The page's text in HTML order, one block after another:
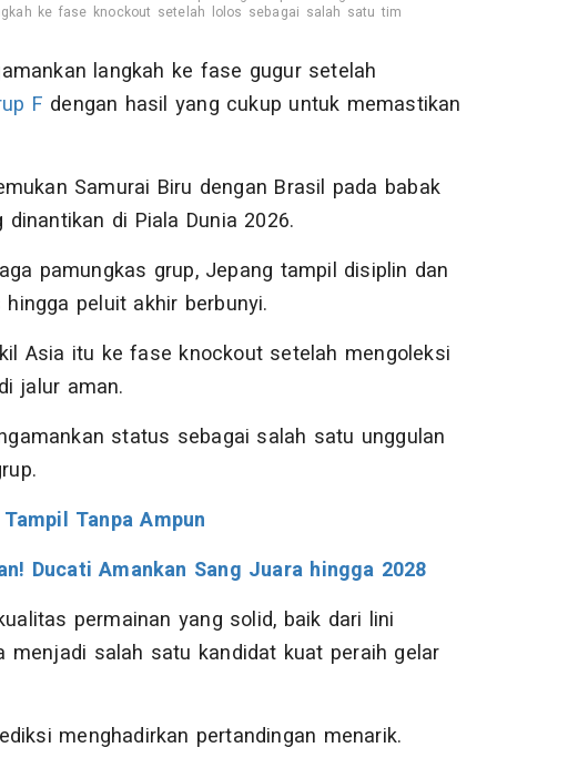
ke fase knockout setelah lolos sebagai salah satu tim
langkah ke fase gugur setelah
F dengan hasil yang cukup untuk memastikan
Samurai Biru dengan Brasil pada babak
di Piala Dunia 2026.
pamungkas grup, Jepang tampil disiplin dan
peluit akhir berbunyi.
Asia itu ke fase knockout setelah mengoleksi
jalur aman.
status sebagai salah satu unggulan
Tanpa Ampun
Ducati Amankan Sang Juara hingga 2028
permainan yang solid, baik dari lini
menjadi salah satu kandidat kuat peraih gelar
menghadirkan pertandingan menarik.